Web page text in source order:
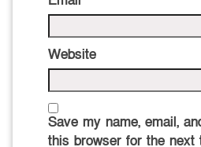
Website
Save my name, email,
this browser for the next